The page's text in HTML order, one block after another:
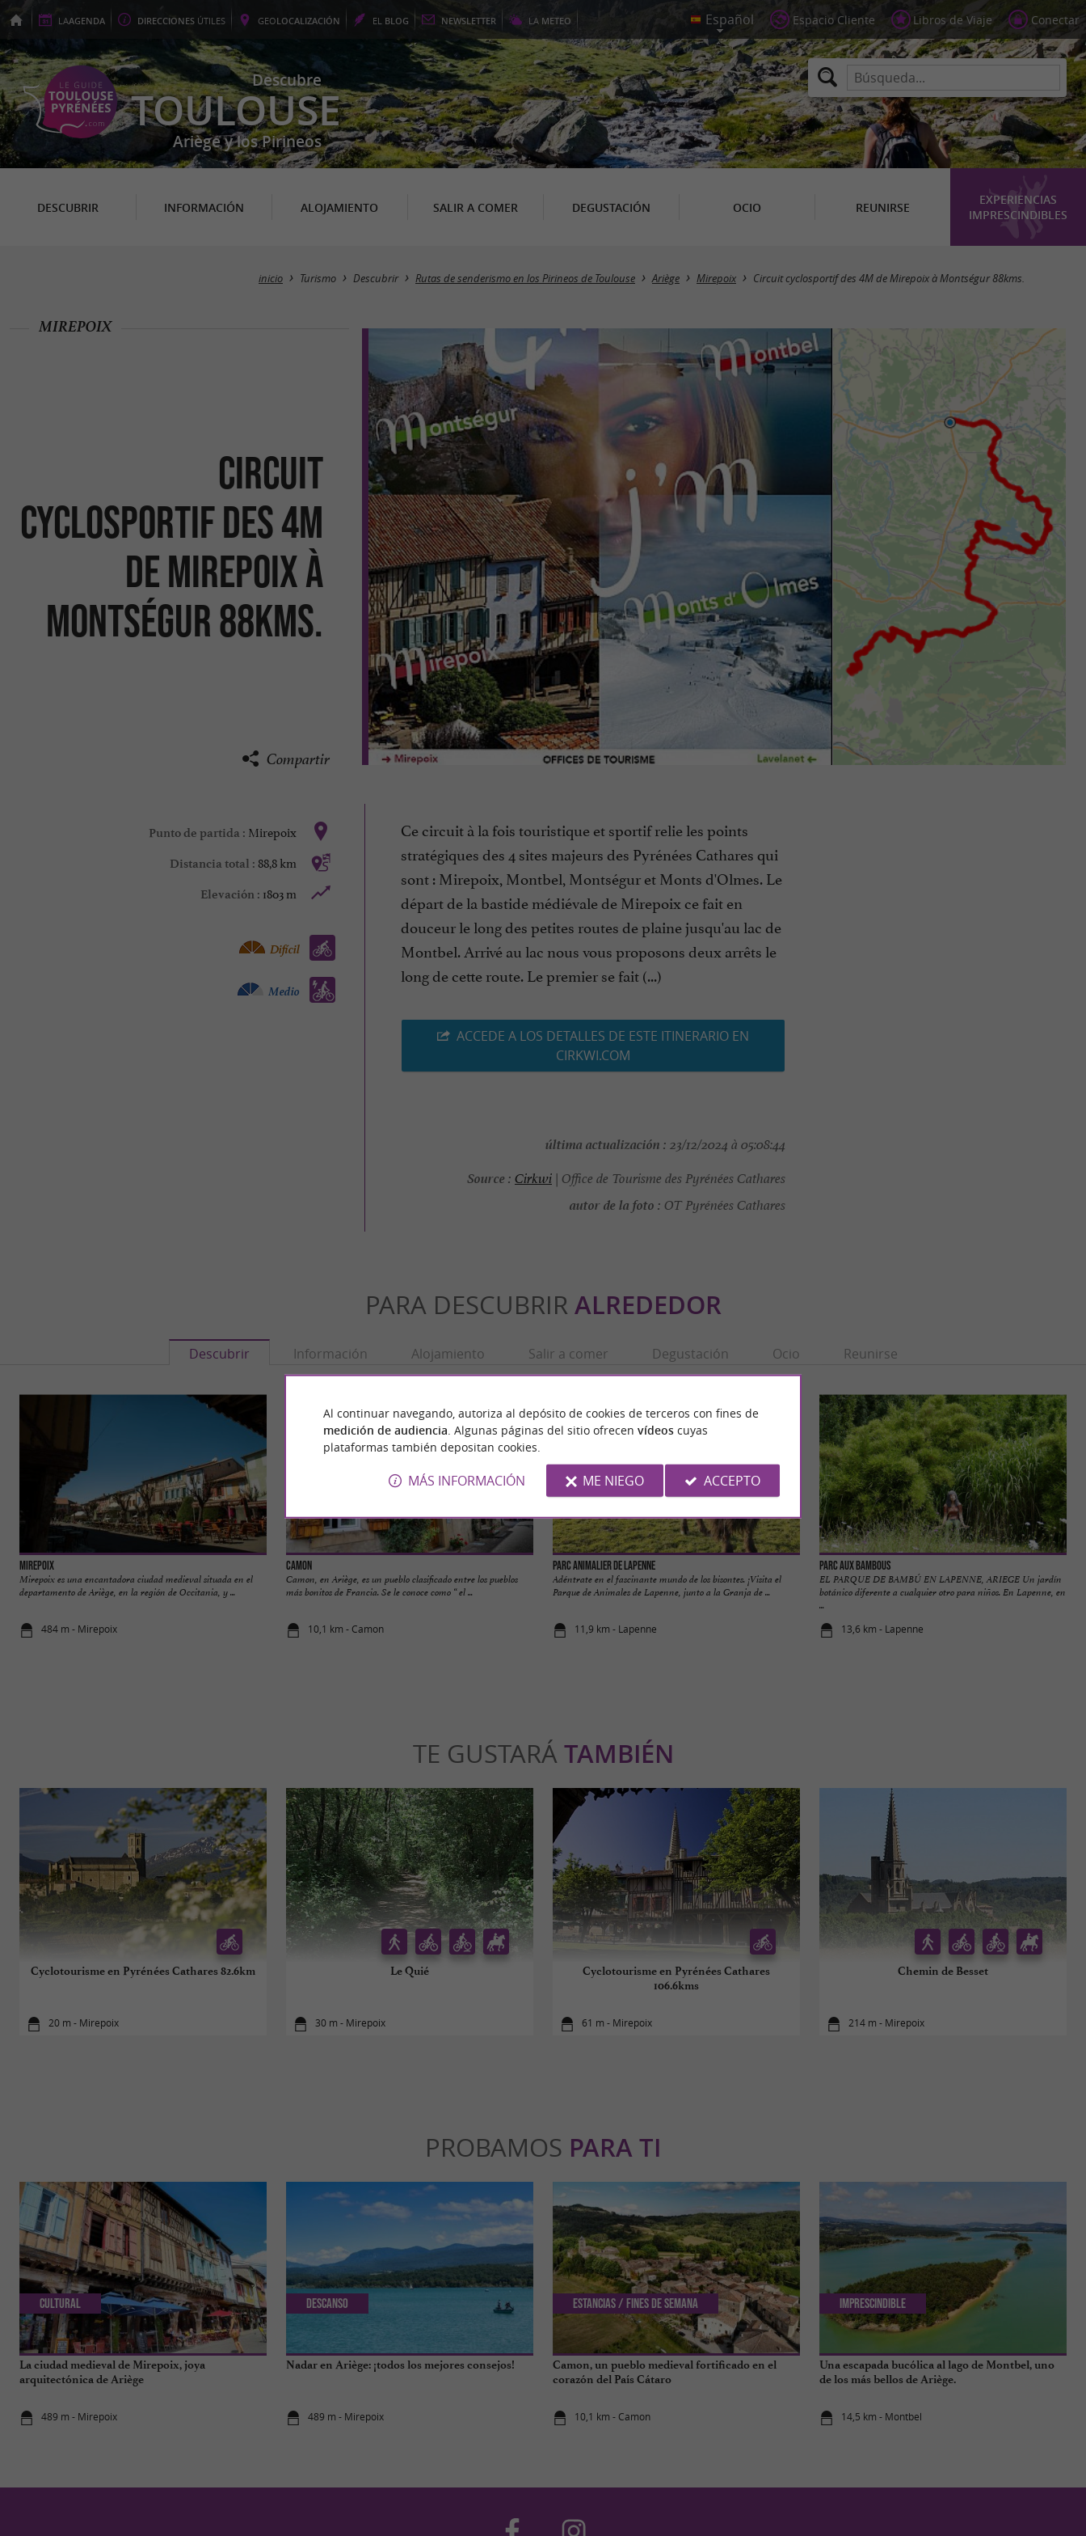
LAAGENDA DIRECCIONES ÚTILES GEOLOCALIZACIÓN EL BLOG NEWSLETTER LA METEO Espacio Cliente Libros de Viaje Conectar
Descubre
TOULOUSE
Ariège y los Pirineos
DESCUBRIR INFORMACIÓN ALOJAMIENTO SALIR A COMER DEGUSTACIÓN OCIO REUNIRSE
EXPERIENCIAS
IMPRESCINDIBLES
inicio Turismo Descubrir Rutas de senderismo en los Pirineos de Toulouse Ariège Mirepoix Circuit cyclosportif des 4M de Mirepoix à Montségur 88kms.
Circuit
cyclosportif des 4M
de Mirepoix à
Montségur 88kms.
MIREPOIX
Compartir
Punto de partida : Mirepoix
Distancia total : 88,8 km
Elevación : 1803 m
Bicicleta de carretera :
Difícil
Bicicleta asistida eléctricamente :
Medio
Ce circuit à la fois touristique et sportif relie les points
stratégiques des 4 sites majeurs des Pyrénées Cathares qui
sont : Mirepoix, Montbel, Montségur et Monts d'Olmes. Le
départ de la bastide médiévale de Mirepoix ce fait en
douceur le long des petites routes de plaine jusqu'au lac de
Montbel. Arrivé au lac nous vous proposons deux arrêts le
long de cette route. Le premier se fait (...)
ACCEDE A LOS DETALLES DE ESTE ITINERARIO EN
CIRKWI.COM
última actualización : 23/12/2024 à 05:08:44
Source : Cirkwi| Office de Tourisme des Pyrénées Cathares
autor de la foto : OT Pyrénées Cathares
PARA DESCUBRIR ALREDEDOR
Descubrir Información Alojamiento Salir a comer Degustación Ocio Reunirse
Mirepoix
Mirepoix es una encantadora ciudad medieval situada en el
departamento de Ariège, en la región de Occitania, y ...
484 m - Mirepoix
Camon
Camon, en Ariège, es un pueblo clasificado entre los pueblos
más bonitos de Francia. Se le conoce como “ el ...
10,1 km - Camon
Parc Animalier de Lapenne
Adéntrate en el fascinante mundo de los bisontes. ¡Visita el
Parque de Animales de Lapenne, junto a la Granja de ...
11,9 km - Lapenne
Parc aux Bambous
EL PARQUE DE BAMBÚ EN LAPENNE, ARIEGE Un jardín
botánico diferente a cualquier otro para niños. En Lapenne, en
...
13,6 km - Lapenne
TE GUSTARÁTAMBIÉN
Cyclotourisme en Pyrénées Cathares 82.6km
20 m - Mirepoix
Le Quié
30 m - Mirepoix
Cyclotourisme en Pyrénées Cathares
106.6kms
61 m - Mirepoix
Chemin de Besset
214 m - Mirepoix
PROBAMOS PARA TI
La ciudad medieval de Mirepoix, joya
arquitectónica de Ariège
489 m - Mirepoix
Cultural
Nadar en Ariège: ¡todos los mejores consejos!
489 m - Mirepoix
Descanso
Camon, un pueblo medieval fortificado en el
corazón del País Cátaro
10,1 km - Camon
Estancias / Fines de semana
Una escapada bucólica al lago de Montbel, uno
de los más bellos de Ariège.
14,5 km - Montbel
Imprescindible
Al continuar navegando, autoriza al depósito de cookies de terceros con fines de
medición de audiencia . Algunas páginas del sitio ofrecen vídeoscuyas
plataformas también depositan cookies.
MÁS INFORMACIÓN ME NIEGO ACCEPTO